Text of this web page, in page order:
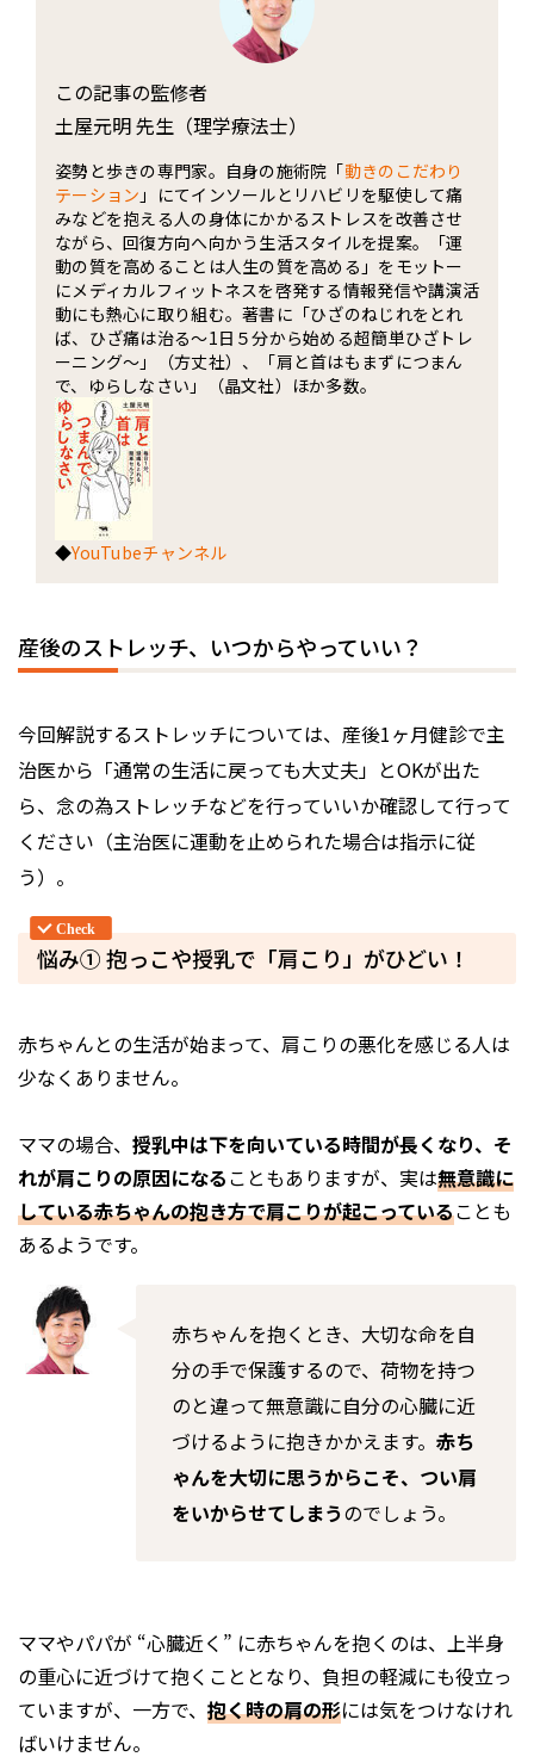
この記事の監修者
土屋元明 先生（理学療法士）
姿勢と歩きの専門家。自身の施術院「動きのこだわり
テーション 」にてインソールとリハビリを駆使して痛
みなどを抱える人の身体にかかるストレスを改善させ
ながら、回復方向へ向かう生活スタイルを提案。「運
動の質を高めることは人生の質を高める」をモットー
にメディカルフィットネスを啓発する情報発信や講演活
動にも熱心に取り組む。著書に「ひざのねじれをとれ
ば、ひざ痛は治る～1日５分から始める超簡単ひざトレ
ーニング～」（方丈社）、「肩と首はもまずにつまん
で、ゆらしなさい」（晶文社）ほか多数。
◆YouTubeチャンネル
産後のストレッチ、いつからやっていい？
今回解説するストレッチについては、産後1ヶ月健診で主
治医から「通常の生活に戻っても大丈夫」とOKが出た
ら、念の為ストレッチなどを行っていいか確認して行って
ください（主治医に運動を止められた場合は指示に従
う）。
悩み① 抱っこや授乳で「肩こり」がひどい！
赤ちゃんとの生活が始まって、肩こりの悪化を感じる人は
少なくありません。
ママの場合、 授乳中は下を向いている時間が長くなり、そ
れが肩こりの原因になることもありますが、実は無意識に
している赤ちゃんの抱き方で肩こりが起こっていることも
あるようです。
赤ちゃんを抱くとき、大切な命を自
分の手で保護するので、荷物を持つ
のと違って無意識に自分の心臓に近
づけるように抱きかかえます。 赤ち
ゃんを大切に思うからこそ、つい肩
をいからせてしまうのでしょう。
ママやパパが “心臓近く” に赤ちゃんを抱くのは、上半身
の重心に近づけて抱くこととなり、負担の軽減にも役立っ
ていますが、一方で、 抱く時の肩の形には気をつけなけれ
ばいけません。